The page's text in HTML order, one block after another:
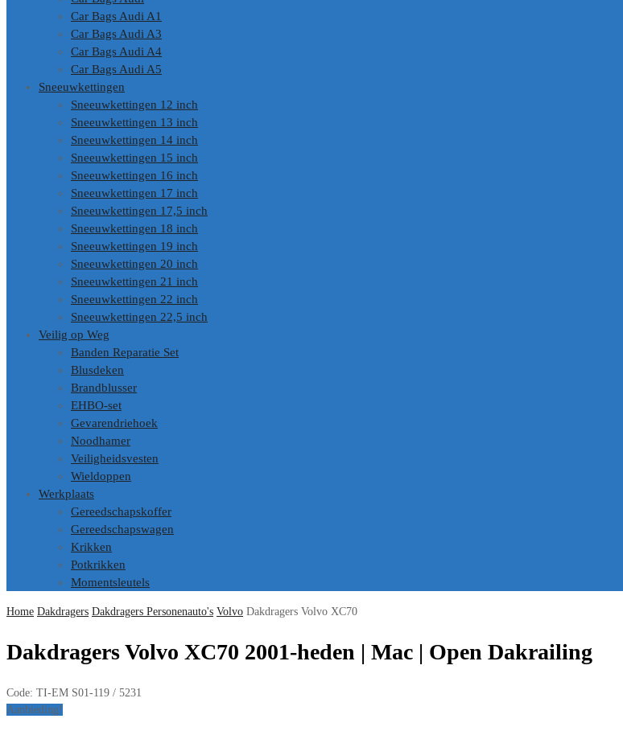
Car Bags Audi A1
Car Bags Audi A3
Car Bags Audi A4
Car Bags Audi A5
Sneeuwkettingen
Sneeuwkettingen 12 inch
Sneeuwkettingen 13 inch
Sneeuwkettingen 14 inch
Sneeuwkettingen 15 inch
Sneeuwkettingen 16 inch
Sneeuwkettingen 17 inch
Sneeuwkettingen 17,5 inch
Sneeuwkettingen 18 inch
Sneeuwkettingen 19 inch
Sneeuwkettingen 20 inch
Sneeuwkettingen 21 inch
Sneeuwkettingen 22 inch
Sneeuwkettingen 22,5 inch
Veilig op Weg
Banden Reparatie Set
Blusdeken
Brandblusser
EHBO-set
Gevarendriehoek
Noodhamer
Veiligheidsvesten
Wieldoppen
Werkplaats
Gereedschapskoffer
Gereedschapswagen
Krikken
Potkrikken
Momentsleutels
Home Dakdragers Dakdragers Personenauto's Volvo Dakdragers Volvo XC70
Dakdragers Volvo XC70 2001-heden | Mac | Open Dakrailing
Code: TI-EM S01-119 / 5231
Aanbieding!